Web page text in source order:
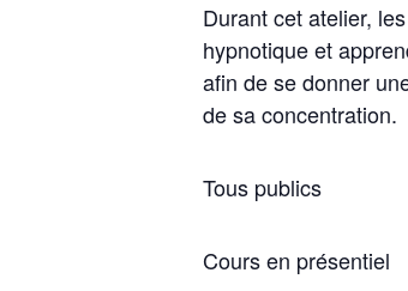
Durant cet atelier,
hypnotique et
afin de se donner
de sa concentration.
Tous publics
Cours en présentiel